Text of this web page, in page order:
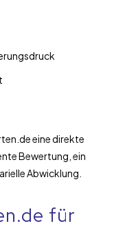
eine direkte
Bewertung, ein
Abwicklung.
für